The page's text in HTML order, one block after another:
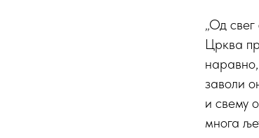
„Од
Црква
заволи
и свему
многа